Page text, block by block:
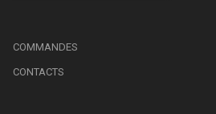
COMMANDES
CONTACTS